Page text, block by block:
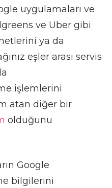
uygulamaları ve
ve Uber gibi
ya da
eşler arası servis
işlemlerini
atan diğer bir
olduğunu
Google
bilgilerini